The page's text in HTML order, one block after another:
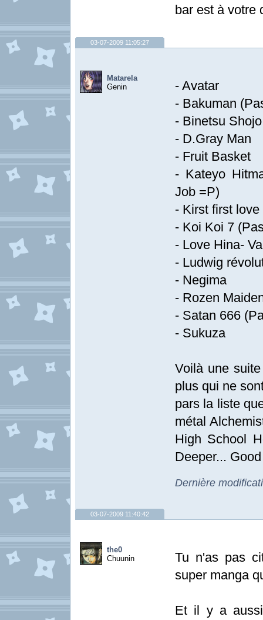
bar est à votre
03-07-2009 11:05:27
Matarela
Genin
- Avatar
- Bakuman
- Binetsu
- D.Gray Man
- Fruit Basket
- Kateyo
Job =P)
- Kirst first
- Koi Koi 7
- Love Hina-
- Ludwig
- Negima
- Rozen
- Satan 666
- Sukuza
Voilà une
plus qui ne
pars la liste
métal
High School
Deeper...
Dernière
03-07-2009 11:40:42
the0
Chuunin
Tu n'as pas
super manga
Et il y a